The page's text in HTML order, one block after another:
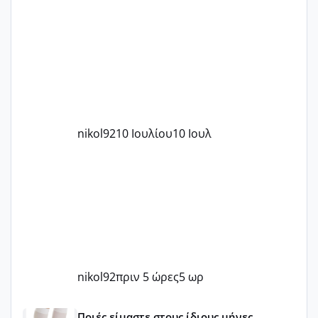
nikol9210 Ιουλίου10 Ιουλ
nikol92πριν 5 ώρες5 ωρ
Μωράκια Μαΐου 2026 🌸🌻🌹